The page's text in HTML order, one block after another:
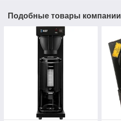
Подобные товары компании